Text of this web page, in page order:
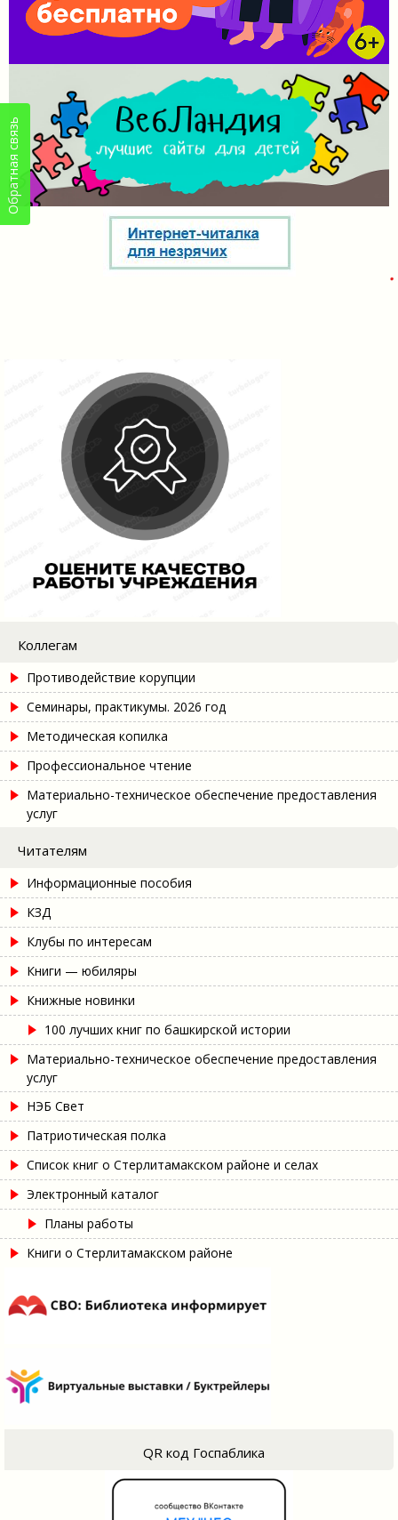
Коллегам
Противодействие корупции
Семинары, практикумы. 2026 год
Методическая копилка
Профессиональное чтение
Материально-техническое обеспечение предоставления
услуг
Читателям
Информационные пособия
КЗД
Клубы по интересам
Книги — юбиляры
Книжные новинки
100 лучших книг по башкирской истории
Материально-техническое обеспечение предоставления
услуг
НЭБ Свет
Патриотическая полка
Список книг о Стерлитамакском районе и селах
Электронный каталог
Планы работы
Книги о Стерлитамакском районе
QR код Госпаблика
Обратная связь